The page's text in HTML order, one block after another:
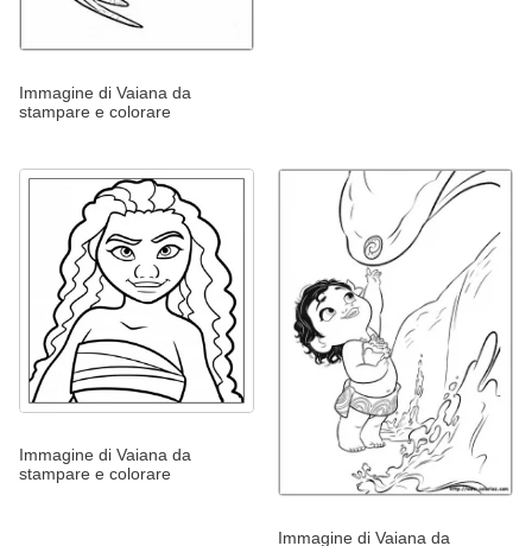
Immagine di Vaiana da
stampare e colorare
Immagine di Vaiana da
stampare e colorare
Immagine di Vaiana da